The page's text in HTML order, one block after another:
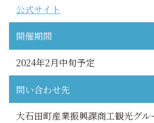
公式サイト
開催期間
2024年2月中旬予定
問い合わせ先
大石田町産業振興課商工観光グル